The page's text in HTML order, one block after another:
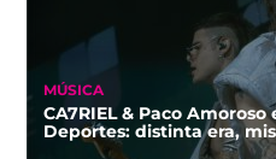
MÚSICA
CA7RIEL & Paco
Deportes: distinta era,